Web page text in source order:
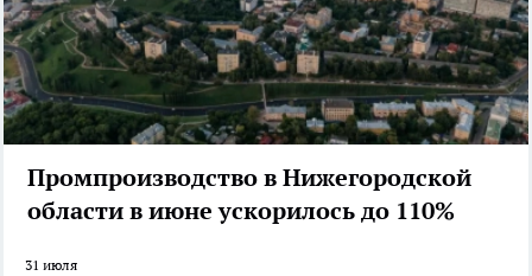
Промпроизводство в Нижегородской
области в июне ускорилось до 110%
31 июля